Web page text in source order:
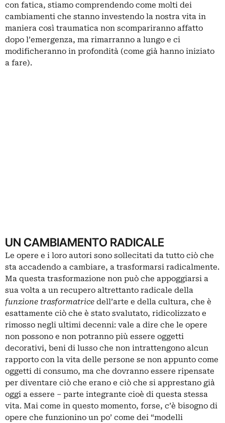
con fatica, stiamo comprendendo come molti dei
cambiamenti che stanno investendo la nostra vita in
maniera così traumatica non scompariranno affatto
dopo l’emergenza, ma rimarranno a lungo e ci
modificheranno in profondità (come già hanno iniziato
a fare).
UN CAMBIAMENTO RADICALE
Le opere e i loro autori sono sollecitati da tutto ciò che
sta accadendo a cambiare, a trasformarsi radicalmente.
Ma questa trasformazione non può che appoggiarsi a
sua volta a un recupero altrettanto radicale della
funzione trasformatrice dell’arte e della cultura, che è
esattamente ciò che è stato svalutato, ridicolizzato e
rimosso negli ultimi decenni: vale a dire che le opere
non possono e non potranno più essere oggetti
decorativi, beni di lusso che non intrattengono alcun
rapporto con la vita delle persone se non appunto come
oggetti di consumo, ma che dovranno essere ripensate
per diventare ciò che erano e ciò che si apprestano già
oggi a essere ‒ parte integrante cioè di questa stessa
vita. Mai come in questo momento, forse, c’è bisogno di
opere che funzionino un po’ come dei “modelli